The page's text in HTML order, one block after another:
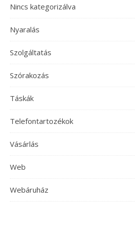
Nincs kategorizálva
Nyaralás
Szolgáltatás
Szórakozás
Táskák
Telefontartozékok
Vásárlás
Web
Webáruház